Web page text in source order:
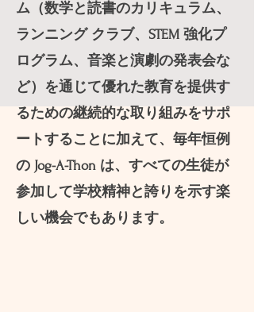
ム（数学と読書のカリキュラム、
ランニング クラブ、STEM 強化プ
ログラム、音楽と演劇の発表会な
ど）を通じて優れた教育を提供す
るための継続的な取り組みをサポ
ートすることに加えて、毎年恒例
の Jog-A-Thon は、すべての生徒が
参加して学校精神と誇りを示す楽
しい機会でもあります。